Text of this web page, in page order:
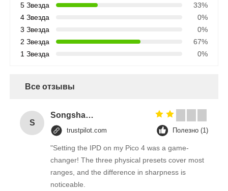
Машина непрерывного литья заготовок
5 Звезда
33%
4 Звезда
0%
3 Звезда
0%
2 Звезда
67%
1 Звезда
0%
Все отзывы
S
Songshang
trustpilot.com Полезно (1)
"Setting the IPD on my Pico 4 was a game-
changer! The three physical presets cover most
ranges, and the difference in sharpness is
noticeable.